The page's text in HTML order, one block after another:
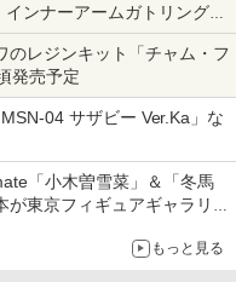
ンナーアームガトリングの
トでキット化！
のレジンキット「チャム・フ
発売予定
04 サザビー Ver.Ka」な
「小木曽雪菜」＆「冬馬
東京フィギュアギャラリー
もっと見る